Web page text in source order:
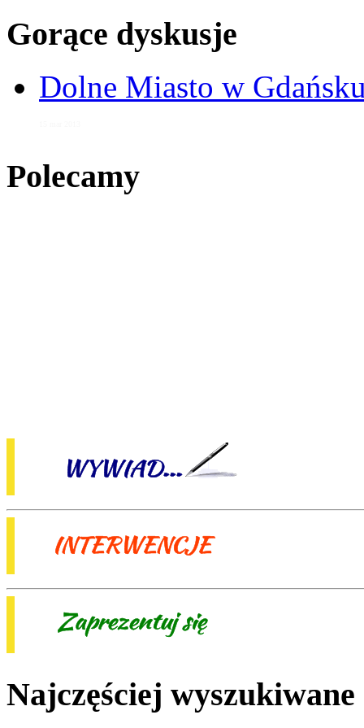
Gorące dyskusje
Dolne Miasto w
Polecamy
Najczęściej wyszukiwane